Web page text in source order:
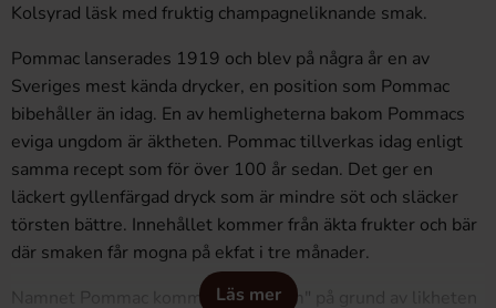
Kolsyrad läsk med fruktig champagneliknande smak.
Pommac lanserades 1919 och blev på några år en av
Sveriges mest kända drycker, en position som Pommac
bibehåller än idag. En av hemligheterna bakom Pommacs
eviga ungdom är äktheten. Pommac tillverkas idag enligt
samma recept som för över 100 år sedan. Det ger en
läckert gyllenfärgad dryck som är mindre söt och släcker
törsten bättre. Innehållet kommer från äkta frukter och bär
där smaken får mogna på ekfat i tre månader.
Namnet Pommac kommer av "Pomm" på grund av likheten
Läs mer